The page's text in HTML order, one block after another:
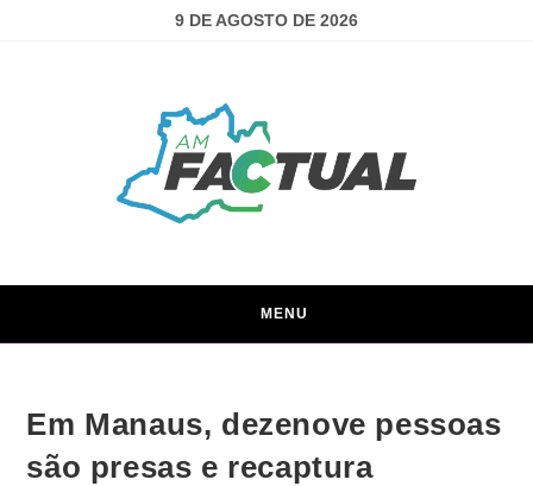
9 DE AGOSTO DE 2026
MENU
Em Manaus, dezenove pessoas
são presas e recaptura